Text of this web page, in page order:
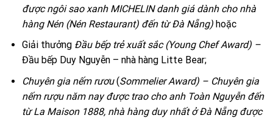
được ngôi sao xanh MICHELIN danh giá dành cho nhà
hàng Nén (Nén Restaurant) đến từ Đà Nẵng) hoặc
Giải thưởng Đầu bếp trẻ xuất sắc (Young Chef Award) –
Đầu bếp Duy Nguyễn – nhà hàng Litte Bear;
Chuyên gia nếm rươu(Sommelier Award) – Chuyên gia
nếm rượu năm nay được trao cho anh Toàn Nguyễn đến
từ La Maison 1888, nhà hàng duy nhất ở Đà Nẵng được